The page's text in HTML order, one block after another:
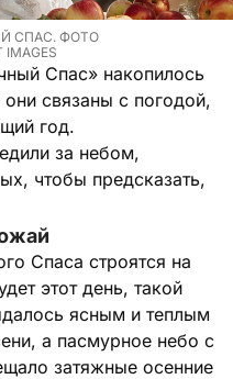
СПАС. ФОТО
Спас» накопилось
связаны с погодой,
год.
за небом,
чтобы предсказать,
Спаса строятся на
этот день, такой
ясным и теплым
а пасмурное небо с
затяжные осенние